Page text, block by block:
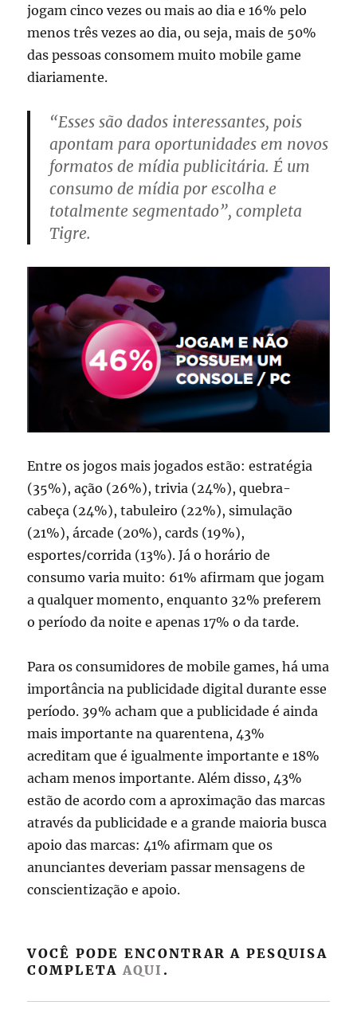
jogam cinco vezes ou mais ao dia e 16% pelo
menos três vezes ao dia, ou seja, mais de 50%
das pessoas consomem muito mobile game
diariamente.
“Esses são dados interessantes, pois
apontam para oportunidades em novos
formatos de mídia publicitária. É um
consumo de mídia por escolha e
totalmente segmentado”, completa
Tigre.
Entre os jogos mais jogados estão: estratégia
(35%), ação (26%), trivia (24%), quebra-
cabeça (24%), tabuleiro (22%), simulação
(21%), árcade (20%), cards (19%),
esportes/corrida (13%). Já o horário de
consumo varia muito: 61% afirmam que jogam
a qualquer momento, enquanto 32% preferem
o período da noite e apenas 17% o da tarde.
Para os consumidores de mobile games, há uma
importância na publicidade digital durante esse
período. 39% acham que a publicidade é ainda
mais importante na quarentena, 43%
acreditam que é igualmente importante e 18%
acham menos importante. Além disso, 43%
estão de acordo com a aproximação das marcas
através da publicidade e a grande maioria busca
apoio das marcas: 41% afirmam que os
anunciantes deveriam passar mensagens de
conscientização e apoio.
VOCÊ PODE ENCONTRAR A PESQUISA
COMPLETA AQUI .